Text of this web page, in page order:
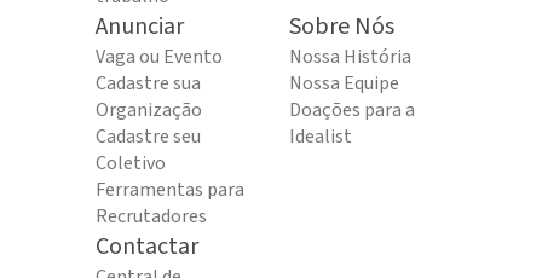
Anunciar
Vaga ou Evento
Cadastre sua
Organização
Cadastre seu
Coletivo
Ferramentas para
Recrutadores
Sobre Nós
Nossa História
Nossa Equipe
Doações para a
Idealist
Contactar